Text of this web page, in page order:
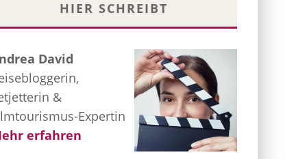
HIER SCHREIBT
David
&
Expertin
erfahren